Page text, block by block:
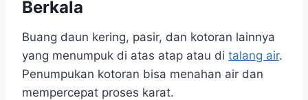
Berkala
Buang daun kering, pasir, dan kotoran lainnya
yang menumpuk di atas atap atau di talang air.
Penumpukan kotoran bisa menahan air dan
mempercepat proses karat.